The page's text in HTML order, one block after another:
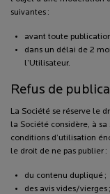
suivantes :
avant toute
dans un délai de 2
l’Utilisateur.
Refus de
La Société se réserve le
la Société considère, à
conditions d’utilisation
le droit de ne pas publier :
du contenu dupliqué ;
des avis vides/vierges ;